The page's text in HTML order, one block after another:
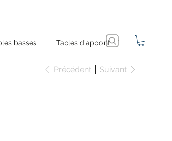
basses Tables d'appoint
Précédent Suivant